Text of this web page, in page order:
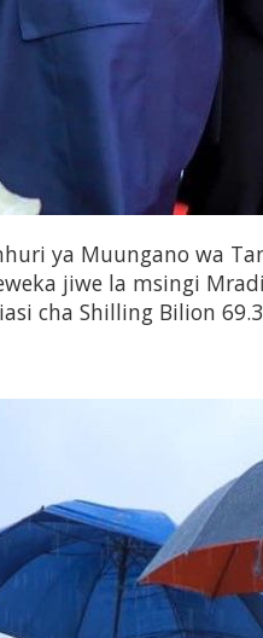
ya Muungano wa
jiwe la msingi
cha Shilling Bilion